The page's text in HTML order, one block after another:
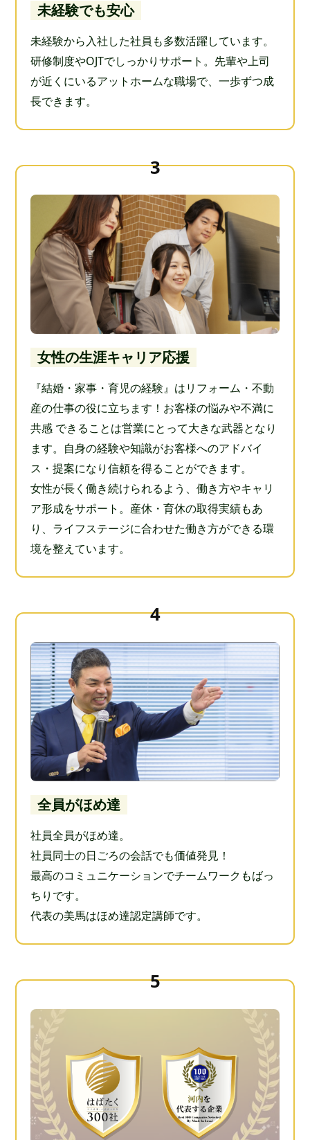
未経験でも安心
未経験から入社した社員も多数活躍しています。
研修制度やOJTでしっかりサポート。先輩や上司
が近くにいるアットホームな職場で、一歩ずつ成
長できます。
女性の生涯キャリア応援
『結婚・家事・育児の経験』はリフォーム・不動
産の仕事の役に立ちます！お客様の悩みや不満に
共感 できることは営業にとって大きな武器となり
ます。自身の経験や知識がお客様へのアドバイ
ス・提案になり信頼を得ることができます。
女性が長く働き続けられるよう、働き方やキャリ
ア形成をサポート。産休・育休の取得実績もあ
り、ライフステージに合わせた働き方ができる環
境を整えています。
全員がほめ達
社員全員がほめ達。
社員同士の日ごろの会話でも価値発見！
最高のコミュニケーションでチームワークもばっ
ちりです。
代表の美馬はほめ達認定講師です。